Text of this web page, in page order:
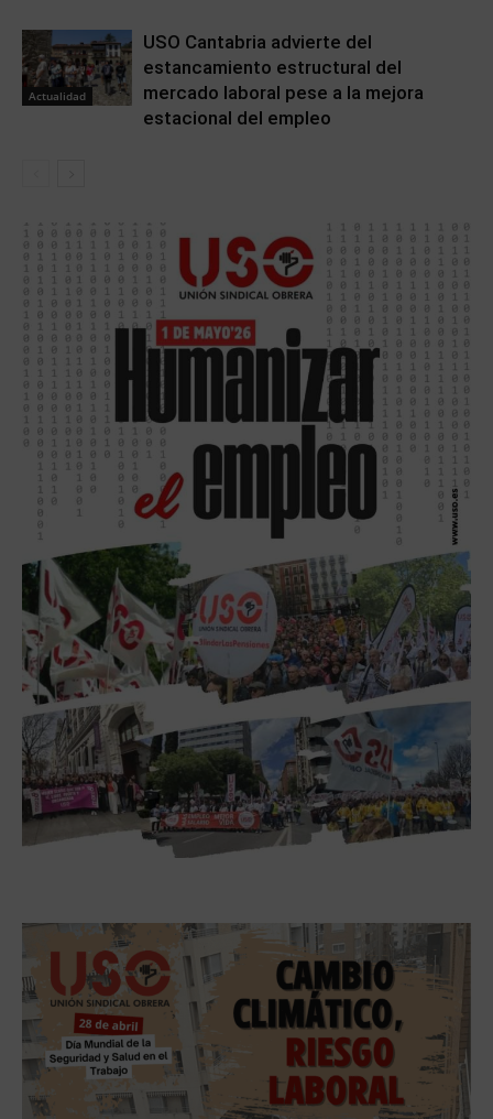
Actualidad
USO Cantabria advierte del
estancamiento estructural del
mercado laboral pese a la mejora
estacional del empleo